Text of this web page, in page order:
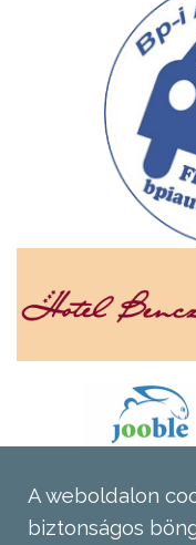
A weboldalon
biztonságos